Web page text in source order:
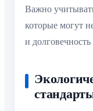
Важно
которые могут
и долговечность